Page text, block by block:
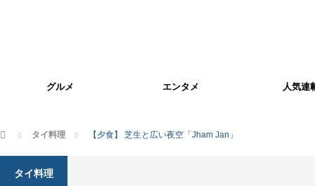
グルメ エンタメ 人気連
ホーム タイ料理 【夕食】 芝生と広い夜空「Jham Jan」
タイ料理